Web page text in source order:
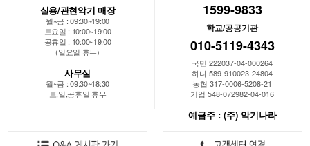
실용/관현악기 매장
월~금 : 09:30~19:00
토요일 : 10:00~19:00
공휴일 : 10:00~19:00
(일요일 휴무)
사무실
월~금 : 09:30~18:30
토,일,공휴일 휴무
1599-9833
학교/공공기관
010-5119-4343
국민 222037-04-000264
하나 589-910023-24804
농협 317-0006-5208-21
기업 548-072982-04-016
예금주 : (주) 악기나라